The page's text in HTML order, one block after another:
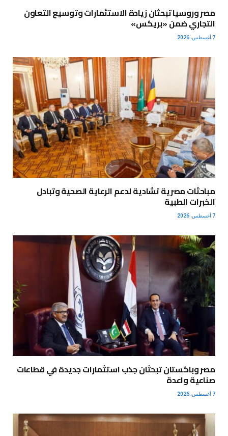
مصر وروسيا تبحثان زيادة الاستثمارات وتوسيع التعاون
التجاري ضمن «بريكس»
7 أغسطس، 2026
مباحثات مصرية تشادية لدعم الرعاية الصحية وتبادل
الخبرات الطبية
7 أغسطس، 2026
مصر وباكستان تبحثان جذب استثمارات جديدة في قطاعات
صناعية واعدة
7 أغسطس، 2026